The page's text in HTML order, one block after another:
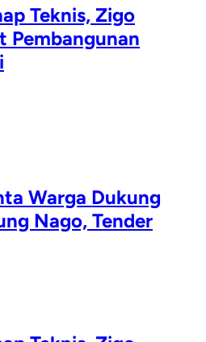
Teknis, Zigo
Pembangunan
Warga Dukung
Nago, Tender